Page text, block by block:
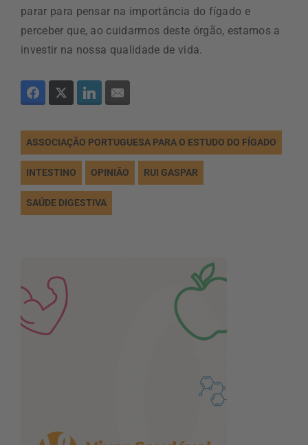
parar para pensar na importância do fígado e
perceber que, ao cuidarmos deste órgão, estamos a
investir na nossa qualidade de vida.
ASSOCIAÇÃO PORTUGUESA PARA O ESTUDO DO FÍGADO
INTESTINO OPINIÃO RUI GASPAR
SAÚDE DIGESTIVA